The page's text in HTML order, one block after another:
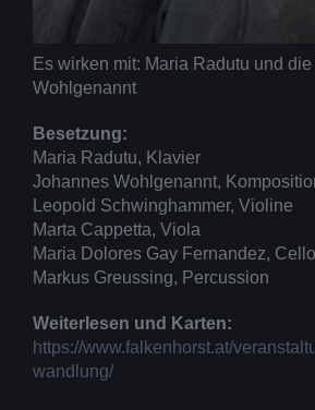
Es wirken mit: Maria Radutu und die
Wohlgenannt
Besetzung:
Maria Radutu, Klavier
Johannes Wohlgenannt,
Leopold Schwinghammer, Violine
Marta Cappetta, Viola
Maria Dolores Gay Fernandez, Cello
Markus Greussing, Percussion
Weiterlesen und Karten:
https://www.falkenhorst.at/
wandlung/